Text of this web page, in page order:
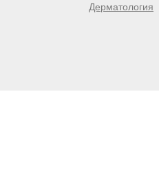
Дерматология